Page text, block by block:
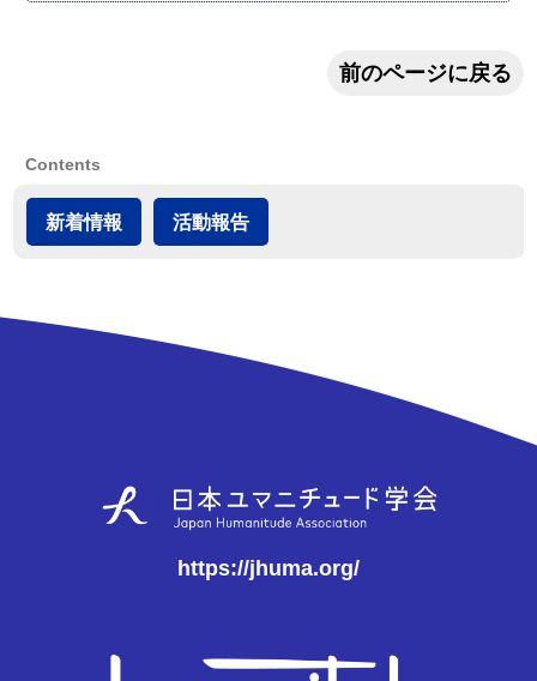
前のページに戻る
Contents
新着情報 活動報告
https://jhuma.org/